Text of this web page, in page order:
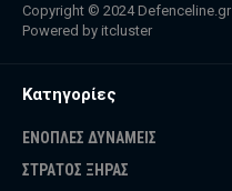
Copyright © 2024 Defenceline.gr
Powered by itcluster
Κατηγορίες
ΕΝΟΠΛΕΣ ΔΥΝΑΜΕΙΣ
ΣΤΡΑΤΟΣ ΞΗΡΑΣ